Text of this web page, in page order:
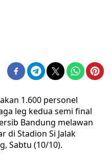
1.600 personel
leg kedua semi final
Bandung melawan
di Stadion Si Jalak
Sabtu (10/10).